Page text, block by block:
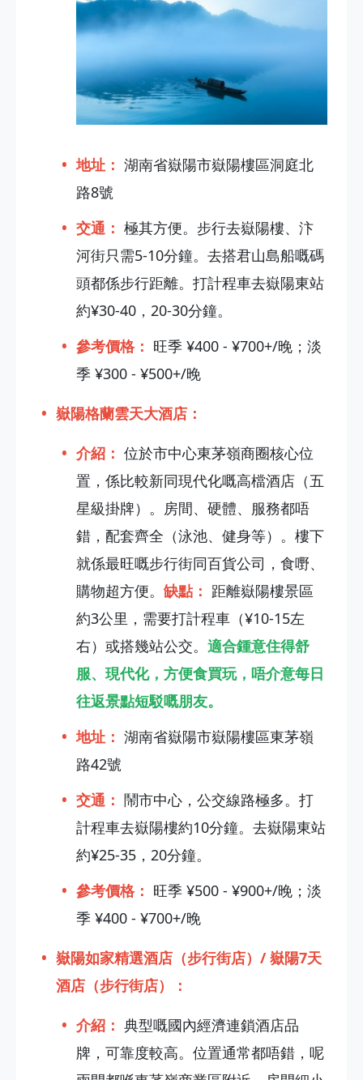
地址： 湖南省嶽陽市嶽陽樓區洞庭北
路8號
交通： 極其方便。步行去嶽陽樓、汴
河街只需5-10分鐘。去搭君山島船嘅碼
頭都係步行距離。打計程車去嶽陽東站
約¥30-40，20-30分鐘。
參考價格： 旺季 ¥400 - ¥700+/晚；淡
季 ¥300 - ¥500+/晚
嶽陽格蘭雲天大酒店：
介紹： 位於市中心東茅嶺商圈核心位
置，係比較新同現代化嘅高檔酒店（五
星級掛牌）。房間、硬體、服務都唔
錯，配套齊全（泳池、健身等）。樓下
就係最旺嘅步行街同百貨公司，食嘢、
購物超方便。 缺點： 距離嶽陽樓景區
約3公里，需要打計程車（¥10-15左
右）或搭幾站公交。 適合鍾意住得舒
服、現代化，方便食買玩，唔介意每日
往返景點短駁嘅朋友。
地址： 湖南省嶽陽市嶽陽樓區東茅嶺
路42號
交通： 鬧市中心，公交線路極多。打
計程車去嶽陽樓約10分鐘。去嶽陽東站
約¥25-35，20分鐘。
參考價格： 旺季 ¥500 - ¥900+/晚；淡
季 ¥400 - ¥700+/晚
嶽陽如家精選酒店（步行街店）/ 嶽陽7天
酒店（步行街店）：
介紹： 典型嘅國內經濟連鎖酒店品
牌，可靠度較高。位置通常都唔錯，呢